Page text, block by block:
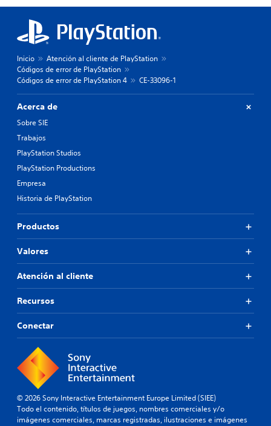
Inicio
Atención al cliente de PlayStation
Códigos de error de PlayStation
Códigos de error de PlayStation 4
CE-33096-1
Acerca de
Sobre SIE
Trabajos
PlayStation Studios
PlayStation Productions
Empresa
Historia de PlayStation
Productos
Valores
Atención al cliente
Recursos
Conectar
© 2026 Sony Interactive Entertainment Europe Limited (SIEE)
Todo el contenido, títulos de juegos, nombres comerciales y/o
imágenes comerciales, marcas registradas, ilustraciones e imágenes